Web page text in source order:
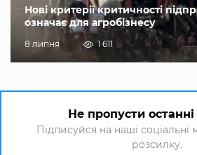
Нові критерії критичності
означає для агробізнесу
8 липня 1 611
Не пропусти
Підписуйся на наші соціальні
розсилку.